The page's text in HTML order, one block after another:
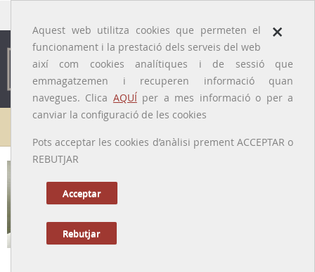
×
Aquest web utilitza cookies que permeten el
funcionament i la prestació dels serveis del web
així com cookies analítiques i de sessió que
emmagatzemen i recuperen informació quan
navegues. Clica AQUÍper a mes informació o per a
canviar la configuració de les cookies
Pots acceptar les cookies d’anàlisi prement ACCEPTAR o
REBUTJAR
Acceptar
Rebutjar
Galeria de metges